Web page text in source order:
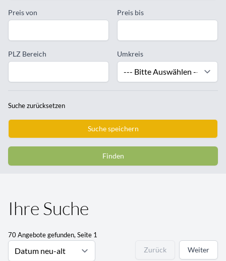
Preis von Preis bis
PLZ Bereich Umkreis
Suche zurücksetzen
Suche speichern
Finden
Ihre Suche
70 Angebote gefunden, Seite 1
Zurück Weiter